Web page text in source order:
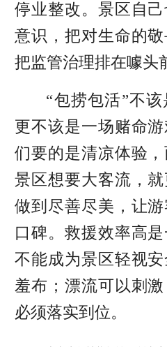
停业整改。景区自
意识，把对生命的敬
把监管治理排在噱头
“包捞包活”不
更不该是一场赌命
们要的是清凉体验，
景区想要大客流，
做到尽善尽美，让
口碑。救援效率高
不能成为景区轻视
羞布；漂流可以刺
必须落实到位。